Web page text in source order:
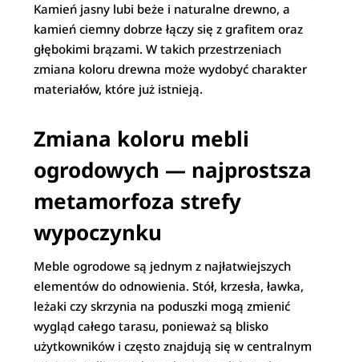
Kamień jasny lubi beże i naturalne drewno, a
kamień ciemny dobrze łączy się z grafitem oraz
głębokimi brązami. W takich przestrzeniach
zmiana koloru drewna może wydobyć charakter
materiałów, które już istnieją.
Zmiana koloru mebli
ogrodowych — najprostsza
metamorfoza strefy
wypoczynku
Meble ogrodowe są jednym z najłatwiejszych
elementów do odnowienia. Stół, krzesła, ławka,
leżaki czy skrzynia na poduszki mogą zmienić
wygląd całego tarasu, ponieważ są blisko
użytkowników i często znajdują się w centralnym